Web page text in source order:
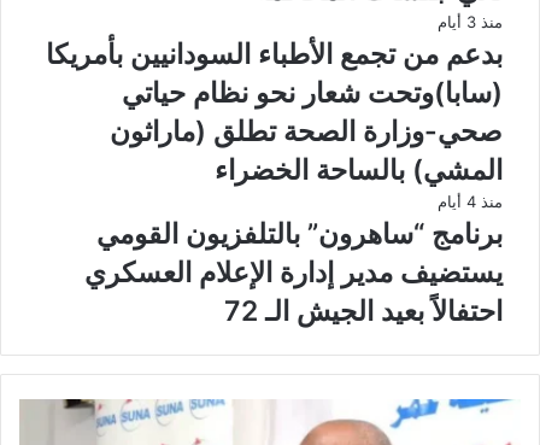
منذ 3 أيام
بدعم من تجمع الأطباء السودانيين بأمريكا
(سابا)وتحت شعار نحو نظام حياتي
صحي-وزارة الصحة تطلق (ماراثون
المشي) بالساحة الخضراء
منذ 4 أيام
برنامج “ساهرون” بالتلفزيون القومي
يستضيف مدير إدارة الإعلام العسكري
احتفالاً بعيد الجيش الـ 72